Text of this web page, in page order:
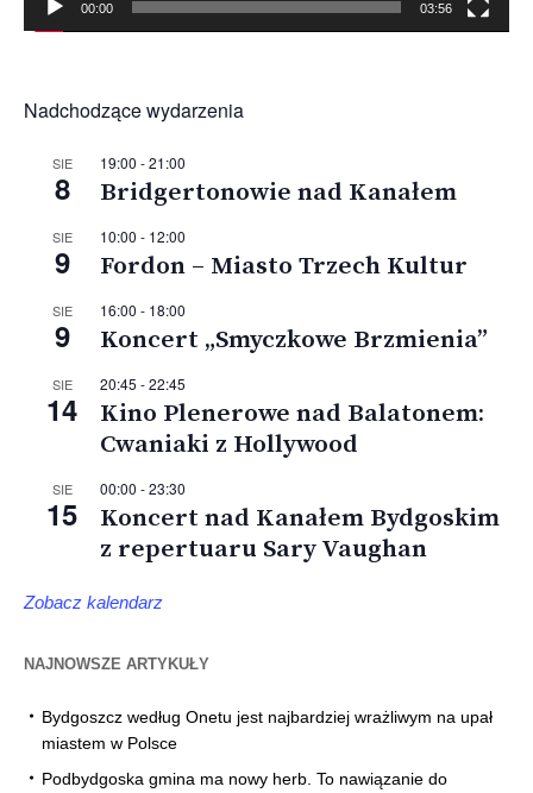
00:00 03:56
Nadchodzące wydarzenia
SIE
8
19:00 -21:00
Bridgertonowie nad Kanałem
SIE
9
10:00 - 12:00
Fordon – Miasto Trzech Kultur
SIE
9
16:00 - 18:00
Koncert „Smyczkowe Brzmienia”
SIE
14
20:45 -22:45
Kino Plenerowe nad Balatonem:
Cwaniaki z Hollywood
SIE
15
00:00 -23:30
Koncert nad Kanałem Bydgoskim
z repertuaru Sary Vaughan
Zobacz kalendarz
NAJNOWSZE ARTYKUŁY
Bydgoszcz według Onetu jest najbardziej wrażliwym na upał
miastem w Polsce
Podbydgoska gmina ma nowy herb. To nawiązanie do